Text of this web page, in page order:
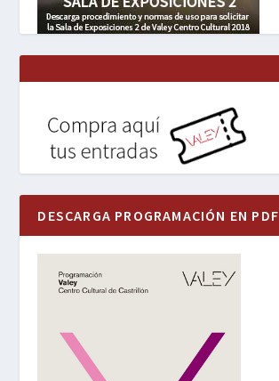
DESCARGA PROGRAMACIÓN EN PDF